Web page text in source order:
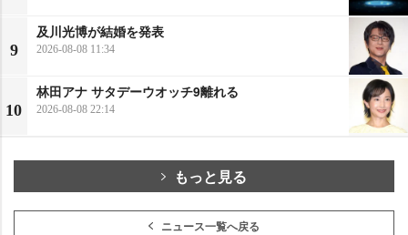
9
及川光博が結婚を発表
2026-08-08 11:34
10
林田アナ サタデーウオッチ9離れる
2026-08-08 22:14
もっと見る
ニュース一覧へ戻る